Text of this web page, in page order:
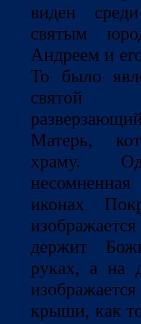
виден
святым
Андреем и
То было
святой
Матерь,
храму.
иконах
держит
руках, а на
крыши, как